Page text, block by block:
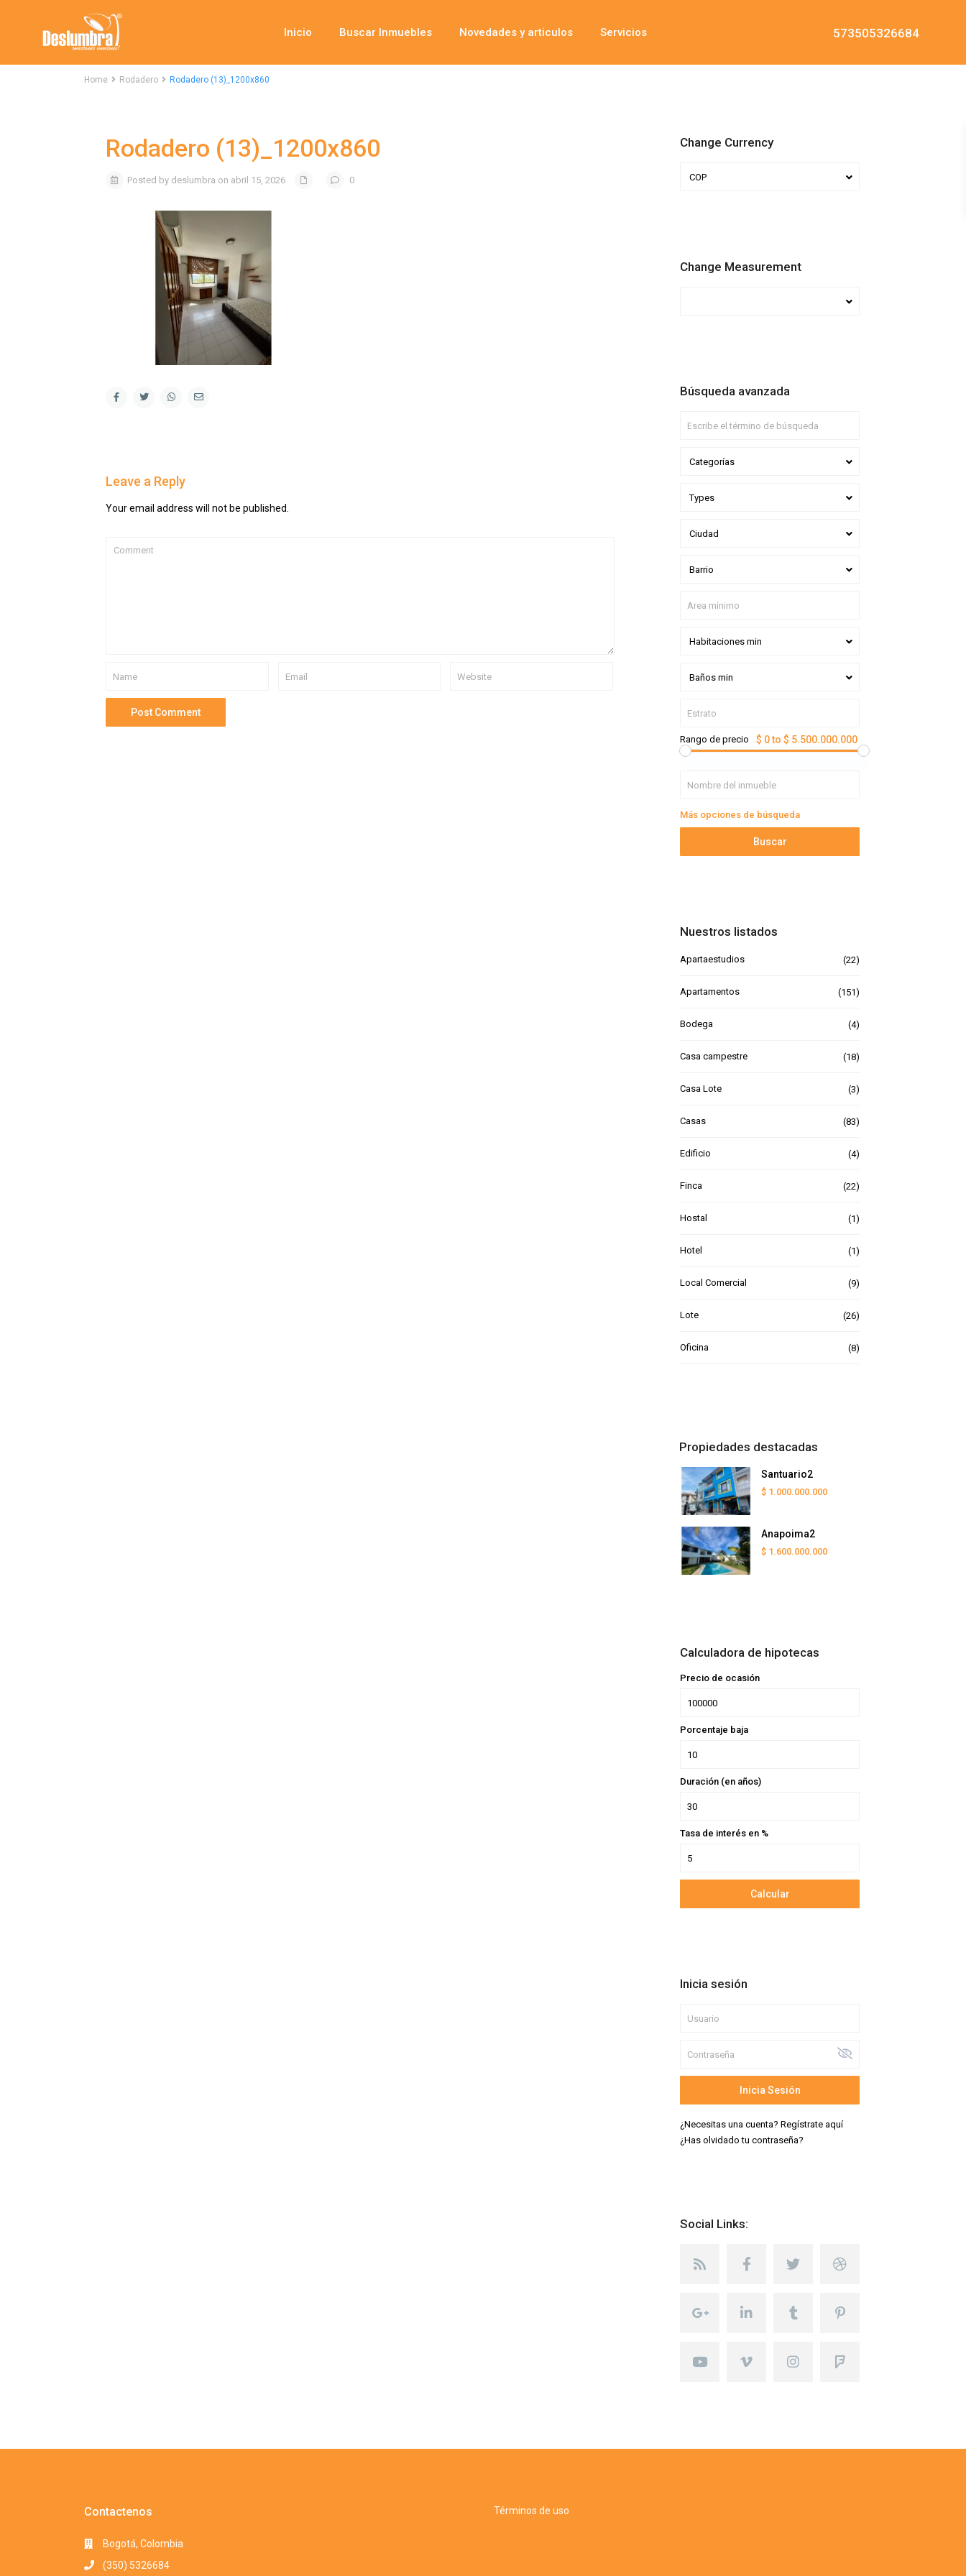
Inicio Buscar Inmuebles Novedades y articulos Servicios 573505326684
Home Rodadero Rodadero (13)_1200x860
Rodadero (13)_1200x860
Posted by deslumbra on abril 15, 2026 0
Leave a Reply
Your email address will not be published.
Change Currency
COP
Change Measurement
Búsqueda avanzada
Categorías
Types
Ciudad
Barrio
Habitaciones min
Baños min
Rango de precio $ 0 to $ 5.500.000.000
Más opciones de búsqueda
Buscar
Nuestros listados
Apartaestudios (22)
Apartamentos (151)
Bodega (4)
Casa campestre (18)
Casa Lote (3)
Casas (83)
Edificio (4)
Finca (22)
Hostal (1)
Hotel (1)
Local Comercial (9)
Lote (26)
Oficina (8)
Propiedades destacadas
Santuario2
$ 1.000.000.000
Anapoima2
$ 1.600.000.000
Calculadora de hipotecas
Precio de ocasión
Porcentaje baja
Duración (en años)
Tasa de interés en %
Calcular
Inicia sesión
Inicia Sesión
¿Necesitas una cuenta? Regístrate aquí
¿Has olvidado tu contraseña?
Social Links:
Contactenos
Bogotá, Colombia
(350) 5326684
Términos de uso